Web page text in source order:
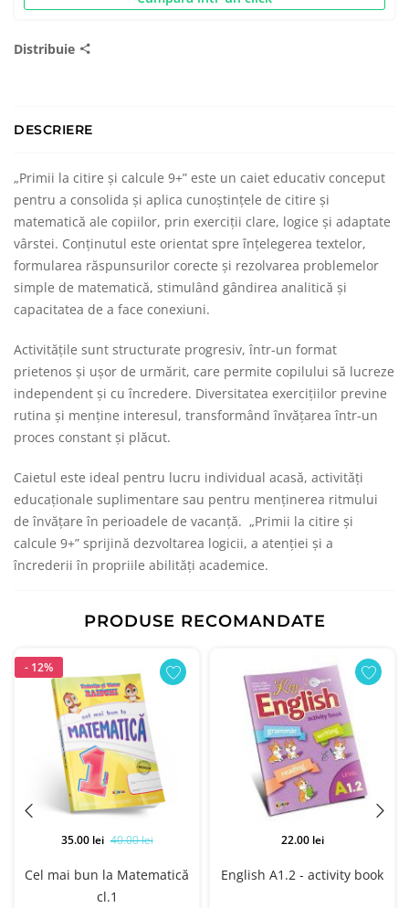
Distribuie
DESCRIERE
„Primii la citire și calcule 9+” este un caiet educativ conceput
pentru a consolida și aplica cunoștințele de citire și
matematică ale copiilor, prin exerciții clare, logice și adaptate
vârstei. Conținutul este orientat spre înțelegerea textelor,
formularea răspunsurilor corecte și rezolvarea problemelor
simple de matematică, stimulând gândirea analitică și
capacitatea de a face conexiuni.
Activitățile sunt structurate progresiv, într-un format
prietenos și ușor de urmărit, care permite copilului să lucreze
independent și cu încredere. Diversitatea exercițiilor previne
rutina și menține interesul, transformând învățarea într-un
proces constant și plăcut.
Caietul este ideal pentru lucru individual acasă, activități
educaționale suplimentare sau pentru menținerea ritmului
de învățare în perioadele de vacanță. „Primii la citire și
calcule 9+” sprijină dezvoltarea logicii, a atenției și a
încrederii în propriile abilități academice.
PRODUSE RECOMANDATE
- 12%
Cel mai bun la Matematică
cl.1
35.00 lei 40.00 lei
English A1.2 - activity book
22.00 lei